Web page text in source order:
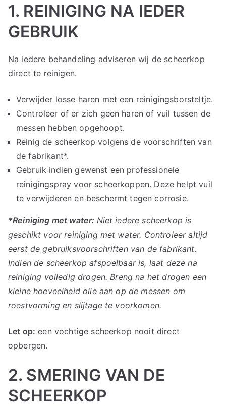
1. REINIGING NA IEDER
GEBRUIK
Na iedere behandeling adviseren wij de scheerkop
direct te reinigen.
Verwijder losse haren met een reinigingsborsteltje.
Controleer of er zich geen haren of vuil tussen de
messen hebben opgehoopt.
Reinig de scheerkop volgens de voorschriften van
de fabrikant*.
Gebruik indien gewenst een professionele
reinigingspray voor scheerkoppen. Deze helpt vuil
te verwijderen en beschermt tegen corrosie.
*Reiniging met water: Niet iedere scheerkop is
geschikt voor reiniging met water. Controleer altijd
eerst de gebruiksvoorschriften van de fabrikant.
Indien de scheerkop afspoelbaar is, laat deze na
reiniging volledig drogen. Breng na het drogen een
kleine hoeveelheid olie aan op de messen om
roestvorming en slijtage te voorkomen.
Let op: een vochtige scheerkop nooit direct
opbergen.
2. SMERING VAN DE
SCHEERKOP